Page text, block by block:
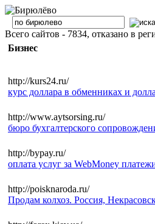
Всего сайтов - 7834, отказано в
Бизнес
http://kurs24.ru/
курс доллара в обменниках и
http://www.aytsorsing.ru/
бюро бухгалтерского
http://bypay.ru/
оплата услуг за WebMoney
http://poisknaroda.ru/
Продам колхоз. Россия,